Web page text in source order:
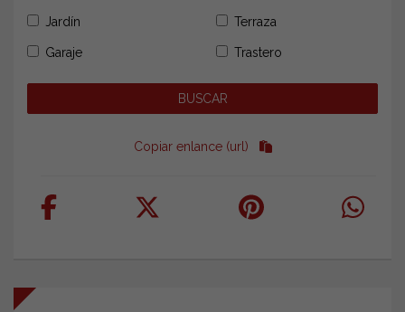
Jardín Terraza
Garaje Trastero
Copiar enlance (url)